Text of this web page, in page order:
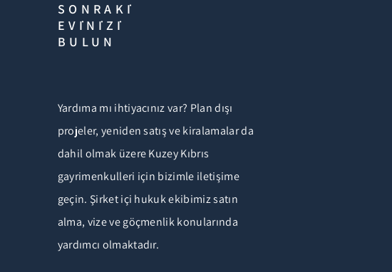
SONRAKİ
EVİNİZİ
BULUN
Yardıma mı ihtiyacınız var? Plan dışı
projeler, yeniden satış ve kiralamalar da
dahil olmak üzere Kuzey Kıbrıs
gayrimenkulleri için bizimle iletişime
geçin. Şirket içi hukuk ekibimiz satın
alma, vize ve göçmenlik konularında
yardımcı olmaktadır.